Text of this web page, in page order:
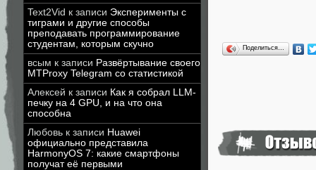
Text2Vid к записи Эксперименты с
тиграми и другие способы
преподавать программирование
студентам, которым скучно
всым к записи Развёртывание своего
MTProxy Telegram со статистикой
Алексей к записи Как я собрал LLM-
печку на 4 GPU, и на что она
способна
Любовь к записи Huawei
официально представила
HarmonyOS 7: какие смартфоны
получат её первыми
Поделиться…